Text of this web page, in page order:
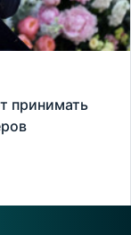
принимать